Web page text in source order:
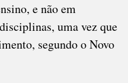
e não em
uma vez que
segundo o Novo